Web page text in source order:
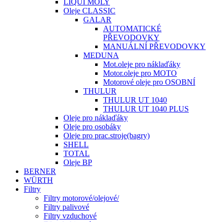
LIQUI MOLY
Oleje CLASSIC
GALAR
AUTOMATICKÉ
PŘEVODOVKY
MANUÁLNÍ PŘEVODOVKY
MEDUNA
Mot.oleje pro náklaďáky
Motor.oleje pro MOTO
Motorové oleje pro OSOBNÍ
THULUR
THULUR UT 1040
THULUR UT 1040 PLUS
Oleje pro náklaďáky
Oleje pro osobáky
Oleje pro prac.stroje(bagry)
SHELL
TOTAL
Oleje BP
BERNER
WÜRTH
Filtry
Filtry motorové/olejové/
Filtry palivové
Filtry vzduchové